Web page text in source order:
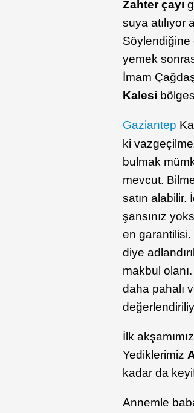
Zahter çayı
suya atılıyor
Söylendiğine
yemek
İmam
Kalesi
Gaziantep
ki
bulmak
mevcut.
satın alabilir.
şansınız
en garantilisi.
diye
makbul olanı.
daha pahalı
İlk
Yediklerimiz
kadar da
Annemle